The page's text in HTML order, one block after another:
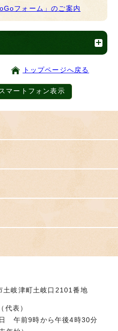
フォーム」のご案内
トップページへ戻る
マートフォン表示
岐津町土岐口2101番地
表）
午前9時から午後4時30分